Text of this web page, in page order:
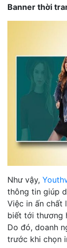
Banner thời
Như vậy,
thông tin giúp
Việc in ấn chất
biết tới thương
Do đó, doanh
trước khi chọn